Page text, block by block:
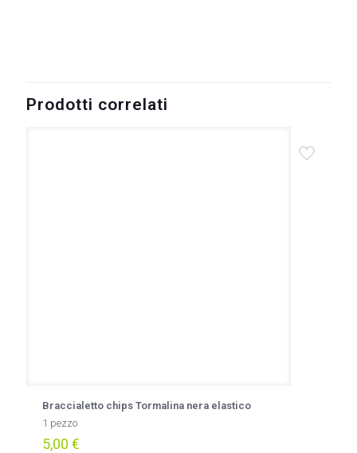
Prodotti correlati
Braccialetto chips Tormalina nera elastico
1 pezzo
5,00 €